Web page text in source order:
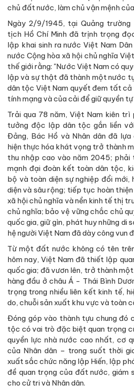
chủ đất nước, làm chủ vận mệnh
Ngày 2/9/1945, tại Quảng trường
tịch Hồ Chí Minh đã trịnh trọng
lập khai sinh ra nước Việt Nam
nước Cộng hòa xã hội chủ nghĩa
thế giới rằng: "Nước Việt Nam có
lập và sự thật đã thành một nước
dân tộc Việt Nam quyết đem tất cả
tính mạng và của cải để giữ quyền
Trải qua 78 năm, Việt Nam kiên
tưởng độc lập dân tộc gắn liền
Đảng, Bác Hồ và Nhân dân đã lựa
hiện thực hóa khát vọng trở thành
thu nhập cao vào năm 2045;
mạnh đại đoàn kết toàn dân tộc,
bộ và toàn diện sự nghiệp đổi
diện và sâu rộng; tiếp tục hoàn
xã hội chủ nghĩa và nền kinh tế thị
chủ nghĩa; bảo vệ vững chắc chủ
quốc gia, giữ gìn, phát huy những di
hệ người Việt Nam đã dày công vun
Từ một đất nước không có tên
hôm nay, Việt Nam đã thiết lập
quốc gia; đã vươn lên, trở thành
hàng đầu ở châu Á - Thái Bình
trọng trong nhiều liên kết kinh tế,
do, chuỗi sản xuất khu vực và toàn
Đóng góp vào thành tựu chung đó
tộc có vai trò đặc biệt quan trọng
quyền lực nhà nước cao nhất, cơ
của Nhân dân – trong suốt thời
xuất sắc chức năng lập Hiến, lập
đề quan trọng của đất nước, giám
cho cử tri và Nhân dân.